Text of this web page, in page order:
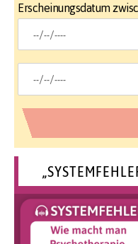
Erscheinungsdatum